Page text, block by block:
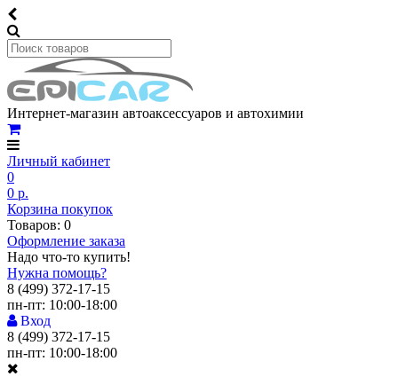
Интернет-магазин автоаксессуаров и автохимии
Личный кабинет
0
0 р.
Корзина покупок
Товаров: 0
Оформление заказа
Надо что-то купить!
Нужна помощь?
8 (499) 372-17-15
пн-пт: 10:00-18:00
Вход
8 (499) 372-17-15
пн-пт: 10:00-18:00